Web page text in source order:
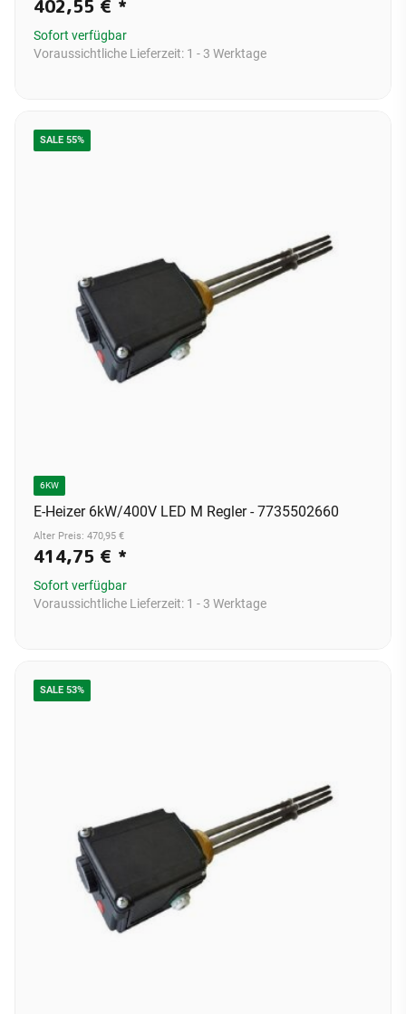
402,55 € *
Sofort verfügbar
Voraussichtliche Lieferzeit: 1 - 3 Werktage
SALE 55%
6KW
E-Heizer 6kW/400V LED M Regler - 7735502660
Alter Preis: 470,95 €
414,75 € *
Sofort verfügbar
Voraussichtliche Lieferzeit: 1 - 3 Werktage
SALE 53%